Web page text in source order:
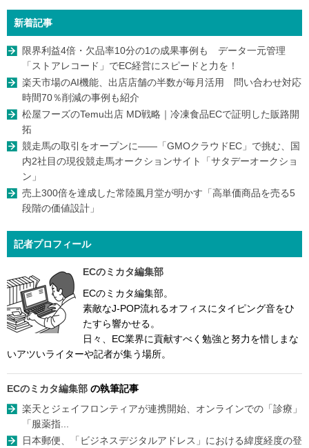
新着記事
限界利益4倍・欠品率10分の1の成果事例も データ一元管理
「ストアレコード」でEC経営にスピードと力を！
楽天市場のAI機能、出店店舗の半数が毎月活用 問い合わせ対応
時間70％削減の事例も紹介
松屋フーズのTemu出店 MD戦略｜冷凍食品ECで証明した販路開
拓
競走馬の取引をオープンに――「GMOクラウドEC」で挑む、国
内2社目の現役競走馬オークションサイト「サタデーオークショ
ン」
売上300倍を達成した常陸風月堂が明かす「高単価商品を売る5
段階の価値設計」
記者プロフィール
ECのミカタ編集部
ECのミカタ編集部。
素敵なJ-POP流れるオフィスにタイピング音をひ
たすら響かせる。
日々、EC業界に貢献すべく勉強と努力を惜しまな
いアツいライターや記者が集う場所。
ECのミカタ編集部 の執筆記事
楽天とジェイフロンティアが連携開始、オンラインでの「診療」
「服薬指...
日本郵便、「ビジネスデジタルアドレス」における緯度経度の登